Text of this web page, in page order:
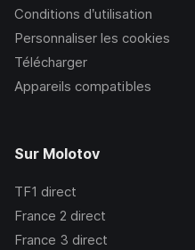
Conditions d’utilisation
Personnaliser les cookies
Télécharger
Appareils compatibles
Sur Molotov
TF1 direct
France 2 direct
France 3 direct